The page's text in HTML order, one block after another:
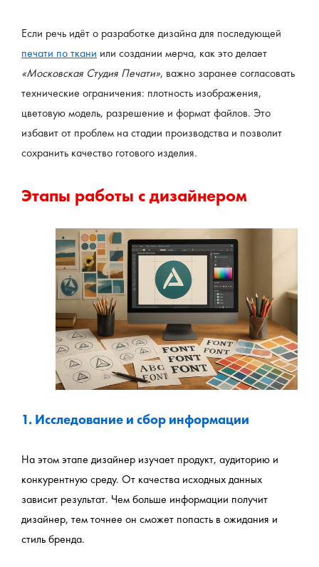
печати по ткани
«Московская Студия Печати», важно заранее согласовать
технические ограничения: плотность изображения,
цветовую модель, разрешение и формат файлов. Это
избавит от проблем на стадии производства и позволит
сохранить качество готового изделия.
Этапы работы с дизайнером
1. Исследование и сбор информации
На этом этапе дизайнер изучает продукт, аудиторию и
конкурентную среду. От качества исходных данных
зависит результат. Чем больше информации получит
дизайнер, тем точнее он сможет попасть в ожидания и
стиль бренда.